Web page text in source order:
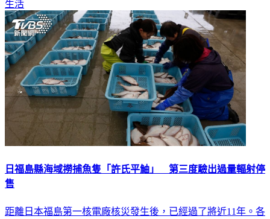
生活
日福島縣海域撈捕魚隻「許氏平鮋」 第三度驗出過量輻射停
售
距離日本福島第一核電廠核災發生後，已經過了將近11年。各